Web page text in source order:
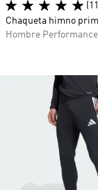
Chaqueta himno
Hombre Performance